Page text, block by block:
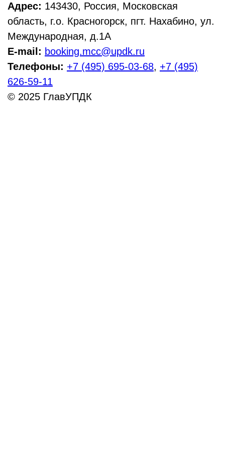
Адрес: 143430, Россия, Московская
область, г.о. Красногорск, пгт. Нахабино, ул.
Международная, д.1А
E-mail: booking.mcc@updk.ru
Телефоны: +7 (495) 695-03-68, +7 (495)
626-59-11
© 2025 ГлавУПДК